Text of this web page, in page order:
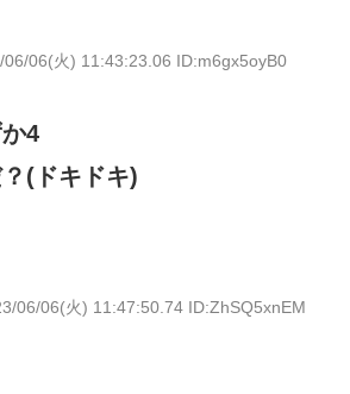
06/06(火) 11:43:23.06 ID:m6gx5oyB0
4
(ドキドキ)
06/06(火) 11:47:50.74 ID:ZhSQ5xnEM